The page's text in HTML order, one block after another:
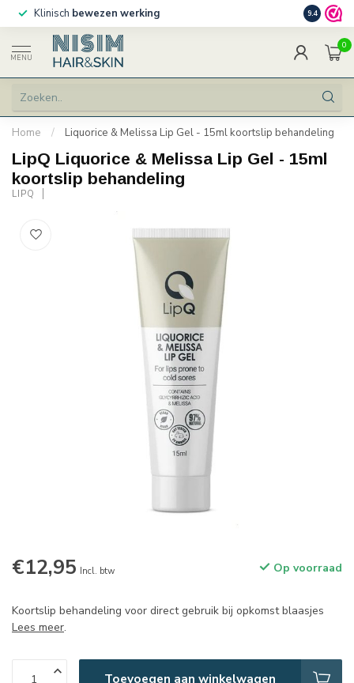
Klinisch bewezen werking 9.4
MENU
0
Home / Liquorice & Melissa Lip Gel - 15ml koortslip behandeling
LipQ Liquorice & Melissa Lip Gel - 15ml
koortslip behandeling
LIPQ
€12,95 Incl. btw Op voorraad
Koortslip behandeling voor direct gebruik bij opkomst blaasjes
Lees meer.
Toevoegen aan winkelwagen